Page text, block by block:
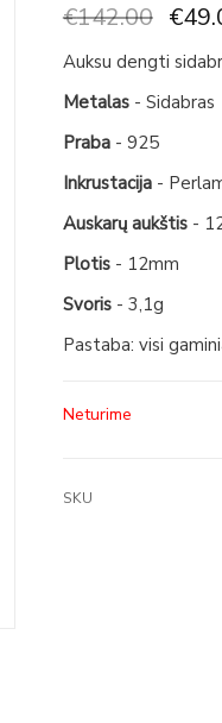
€142.00 €
Auksu dengti
Metalas- Sidabras
Praba- 925
Inkrustacija-
Auskarų aukštis-
Plotis- 12mm
Svoris- 3,1g
Pastaba: visi
Neturime
SKU